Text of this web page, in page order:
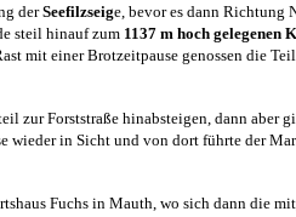
derSeefilzseige, bevor es dann Richtung
steil hinauf zum 1137 m hoch gelegenen
mit einer Brotzeitpause genossen die
zur Forststraße hinabsteigen, dann
in Sicht und von dort führte der
Fuchs in Mauth, wo sich dann die